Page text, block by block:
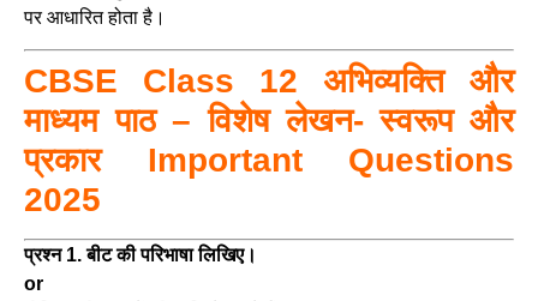
पर आधारित होता है।
CBSE Class 12 अभिव्यक्ति और
माध्यम पाठ – विशेष लेखन- स्वरूप और
प्रकार Important Questions
2025
प्रश्न 1. बीट की परिभाषा लिखिए।
or